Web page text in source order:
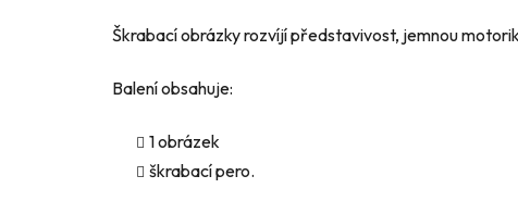
Škrabací obrázky rozvíjí představivost, jemnou
Balení obsahuje:
1 obrázek
škrabací pero.